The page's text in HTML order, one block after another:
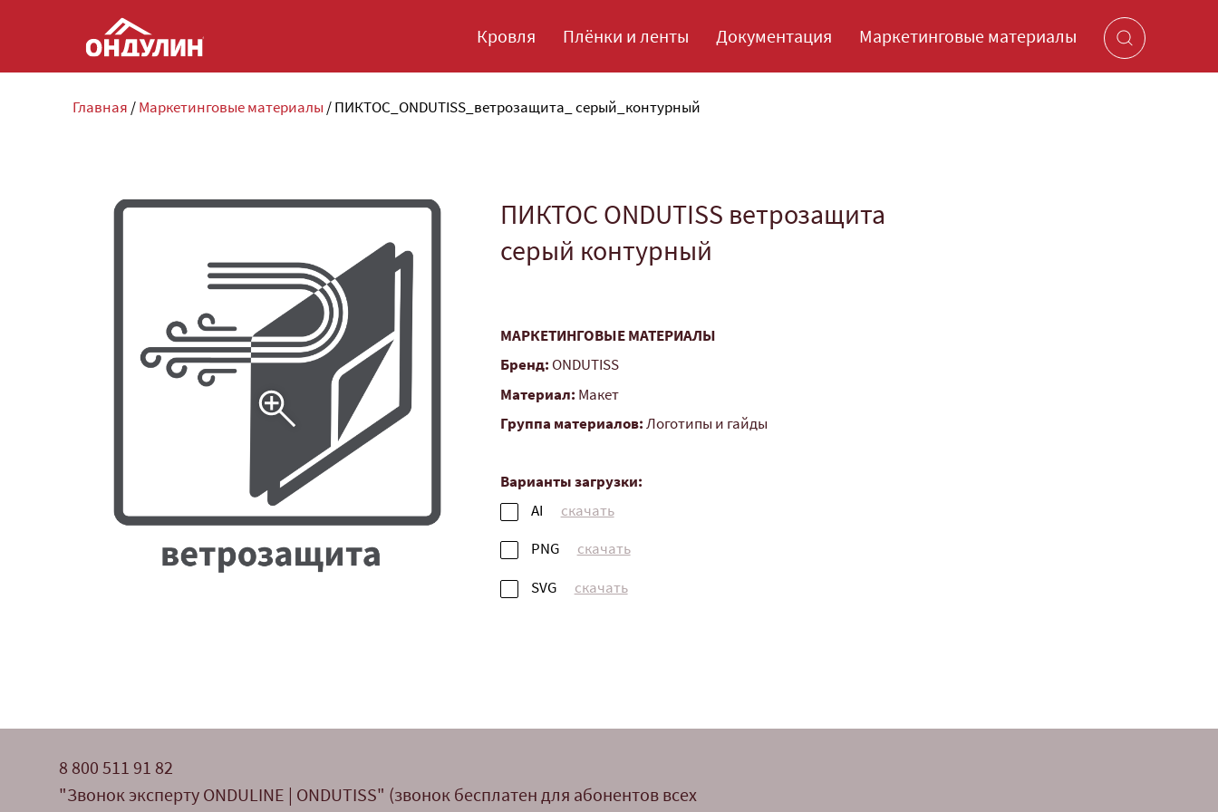
Главная / Маркетинговые материалы / ПИКТОС_ONDUTISS_ветрозащита_ серый_контурный
ПИКТОС ONDUTISS ветрозащита
серый контурный
МАРКЕТИНГОВЫЕ МАТЕРИАЛЫ
Бренд: ONDUTISS
Материал: Макет
Группа материалов: Логотипы и гайды
Варианты загрузки:
AI скачать
PNG скачать
SVG скачать
Кровля Плёнки и ленты Документация Маркетинговые материалы
8 800 511 91 82
"Звонок эксперту ONDULINE | ONDUTISS" (звонок бесплатен для абонентов всех